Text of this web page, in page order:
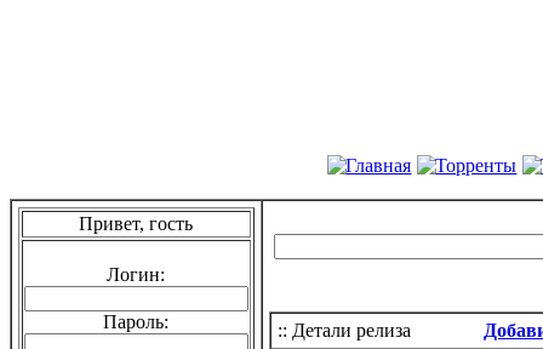
Привет, гость
Логин:
Пароль: :: Детали релиза